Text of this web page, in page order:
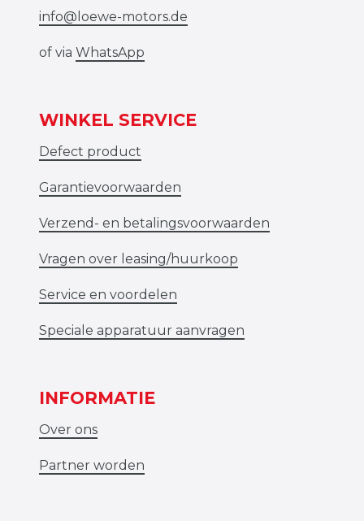
info@loewe-motors.de
of via WhatsApp
WINKEL SERVICE
Defect product
Garantievoorwaarden
Verzend- en betalingsvoorwaarden
Vragen over leasing/huurkoop
Service en voordelen
Speciale apparatuur aanvragen
INFORMATIE
Over ons
Partner worden